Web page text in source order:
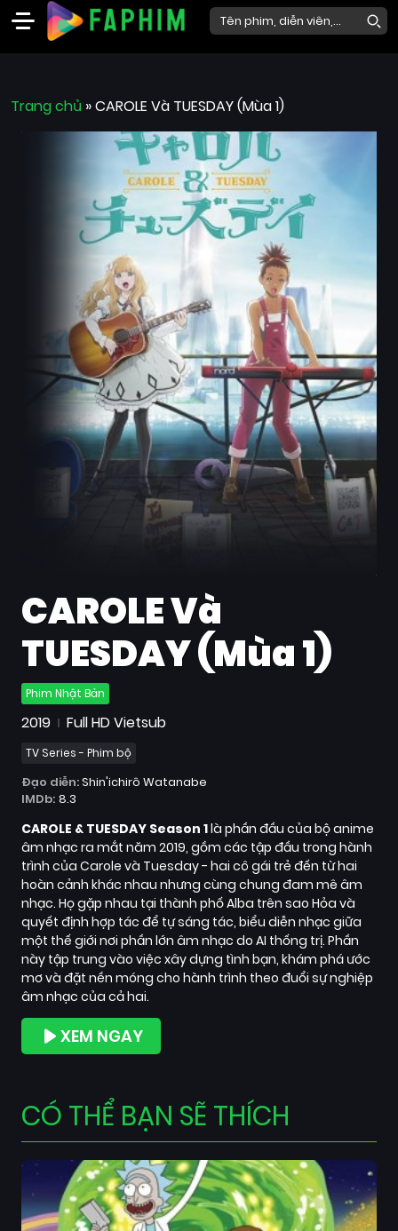
Phim
Mới
Thể
loại
Gia
Blog
Trang chủ »CAROLE Và TUESDAY (Mùa 1)
CAROLE Và
TUESDAY (Mùa 1)
Phim Nhật Bản
2019 Full HD Vietsub
TV Series - Phim bộ
Đạo diễn:Shin'ichirô Watanabe
IMDb: 8.3
CAROLE & TUESDAY Season 1là phần đầu của bộ anime
âm nhạc ra mắt năm 2019, gồm các tập đầu trong hành
trình của Carole và Tuesday - hai cô gái trẻ đến từ hai
hoàn cảnh khác nhau nhưng cùng chung đam mê âm
nhạc. Họ gặp nhau tại thành phố Alba trên sao Hỏa và
quyết định hợp tác để tự sáng tác, biểu diễn nhạc giữa
một thế giới nơi phần lớn âm nhạc do AI thống trị. Phần
này tập trung vào việc xây dựng tình bạn, khám phá ước
mơ và đặt nền móng cho hành trình theo đuổi sự nghiệp
âm nhạc của cả hai.
XEM NGAY
CÓ THỂ BẠN SẼ THÍCH